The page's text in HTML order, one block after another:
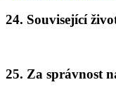
24. Související
25. Za správnost